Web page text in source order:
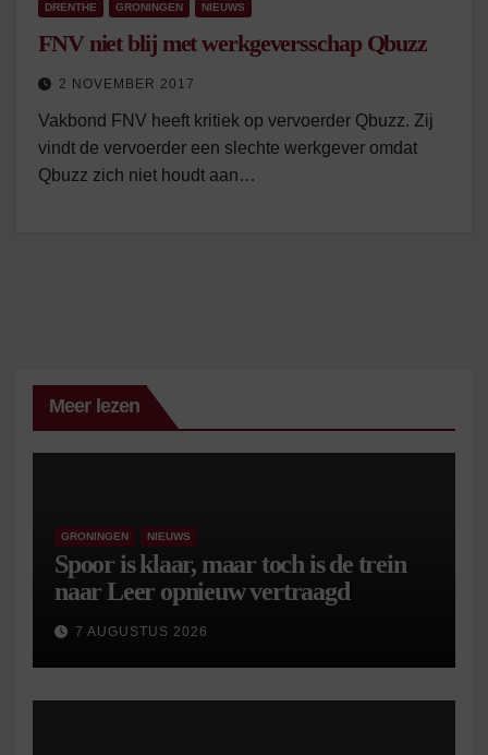
DRENTHE GRONINGEN NIEUWS
FNV niet blij met werkgeversschap Qbuzz
2 NOVEMBER 2017
Vakbond FNV heeft kritiek op vervoerder Qbuzz. Zij
vindt de vervoerder een slechte werkgever omdat
Qbuzz zich niet houdt aan…
Meer lezen
GRONINGEN NIEUWS
Spoor is klaar, maar toch is de trein
naar Leer opnieuw vertraagd
7 AUGUSTUS 2026